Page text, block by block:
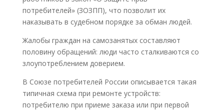
потребителей» (ЗОЗПП), что позволит их
наказывать в судебном порядке за обман людей.
Жалобы граждан на самозанятых составляют
половину обращений: люди часто сталкиваются со
злоупотреблением доверием.
В Союзе потребителей России описывается такая
типичная схема при ремонте устройств:
потребителю при приеме заказа или при первой